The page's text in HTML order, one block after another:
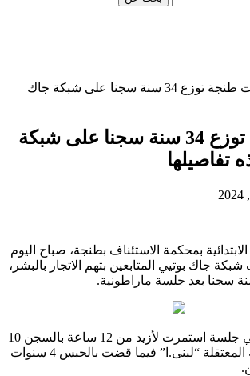
جنايات طنجة توزع 34 سنة سجنا على شبكة جاك
جنايات طنجة توزع 34 سنة سجنا على شبكة
تفاصيلها
بمحكمة الاستئناف بطنجة، صباح اليوم
جاك بوتيي المتابعين بتهم الاتجار بالبشر،
وحكمت المحكمة في جلسة استمرت لأزيد من 12 ساعة بالسجن 10
سنوات على المتهمة المعتقلة “لبنى.ا” فيما قضت بالحبس 4 سنوات